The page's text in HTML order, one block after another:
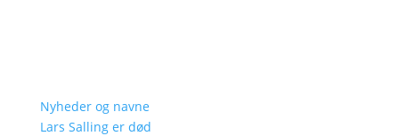
Nyheder og navne
Lars Salling er død